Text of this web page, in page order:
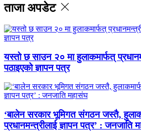
ताजा अपडेट
यस्तो छ साउन २० मा हुलाकमार्फत्
पठाइएको ज्ञापन पत्र
‘बालेन सरकार भूमिगत संगठन जस्तै,
प्रधानमन्त्रीलाई ज्ञापन पत्र’ : जनजाति